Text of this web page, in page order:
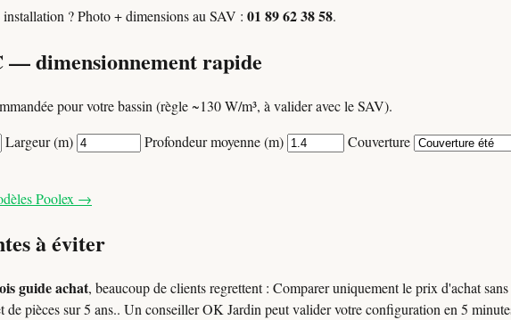
? Photo + dimensions au SAV : 01 89 62 38 58.
— dimensionnement rapide
pour votre bassin (règle ~130 W/m³, à valider avec le SAV).
Largeur (m) Profondeur moyenne (m) Couverture
Poolex →
à éviter
guide achat, beaucoup de clients regrettent : Comparer uniquement le prix d'achat
de pièces sur 5 ans.. Un conseiller OK Jardin peut valider votre configuration en 5